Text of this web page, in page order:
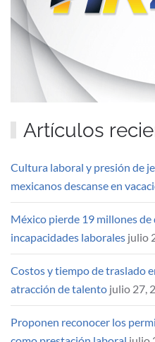
Artículos
Cultura laboral y presión de
mexicanos descanse en
México pierde 19 millones
incapacidades laborales julio
Costos y tiempo de traslado
atracción de talento julio 27,
Proponen reconocer los